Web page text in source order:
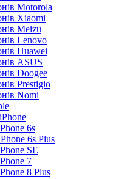
Motorola
Xiaomi
Meizu
Lenovo
Huawei
ASUS
Doogee
Prestigio
Nomi
+
+
6s
6s Plus
SE
7
8 Plus